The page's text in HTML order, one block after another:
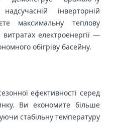
інверторній
максимальну теплову
електроенергії —
обігріву басейну.
ефективності серед
Ви економите більше
стабільну температуру